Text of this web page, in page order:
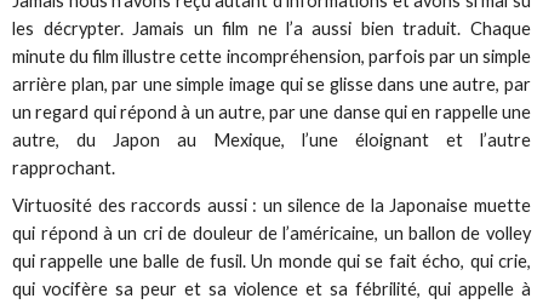
les décrypter. Jamais un film ne l’a aussi bien traduit. Chaque
minute du film illustre cette incompréhension, parfois par un simple
arrière plan, par une simple image qui se glisse dans une autre, par
un regard qui répond à un autre, par une danse qui en rappelle une
autre, du Japon au Mexique, l’une éloignant et l’autre
rapprochant.
Virtuosité des raccords aussi : un silence de la Japonaise muette
qui répond à un cri de douleur de l’américaine, un ballon de volley
qui rappelle une balle de fusil. Un monde qui se fait écho, qui crie,
qui vocifère sa peur et sa violence et sa fébrilité, qui appelle à